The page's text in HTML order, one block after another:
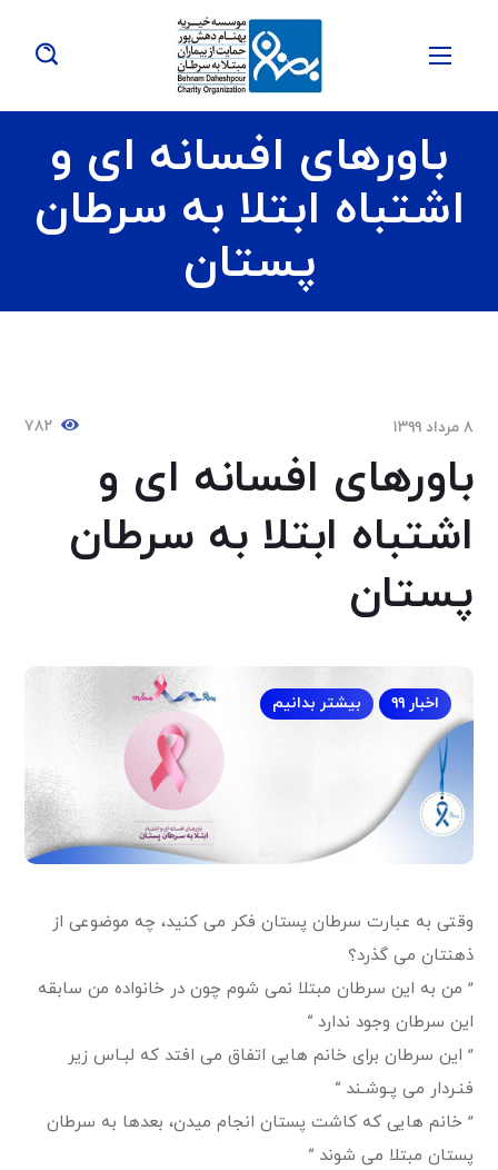
باورهای افسانه ای و
اشتباه ابتلا به سرطان
پستان
۸ مرداد ۱۳۹۹ ۷۸۲
باورهای افسانه ای و
اشتباه ابتلا به سرطان
پستان
اخبار ۹۹ بیشتر بدانیم
وقتی به عبارت سرطان پستان فکر می کنید، چه موضوعی از
ذهنتان می گذرد؟
” من به این سرطان مبتلا نمی شوم چون در خانواده من سابقه
این سرطان وجود ندارد “
” این سرطان برای خانم هایی اتفاق می افتد که لبـاس زیر
فنـردار می پـوشـند “
” خانم هایی که کاشت پستان انجام میدن، بعدها به سرطان
پستان مبتلا می شوند “